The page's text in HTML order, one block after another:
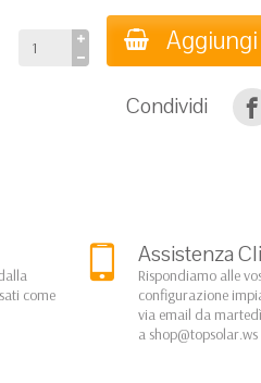
Condividi
come
Assistenza
Rispondiamo alle
configurazione
via email da
a shop@topsolar.ws